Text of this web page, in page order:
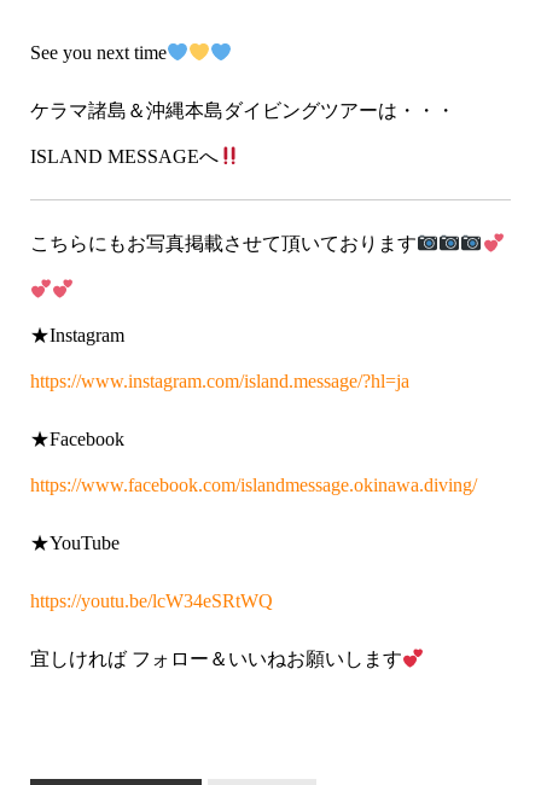
See you next time
ケラマ諸島＆沖縄本島ダイビングツアーは・・・
ISLAND MESSAGEへ
こちらにもお写真掲載させて頂いております
★Instagram
https://www.instagram.com/island.message/?hl=ja
★Facebook
https://www.facebook.com/islandmessage.okinawa.diving/
★YouTube
https://youtu.be/lcW34eSRtWQ
宜しければ フォロー＆いいねお願いします